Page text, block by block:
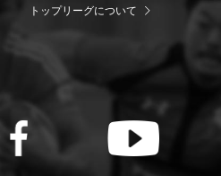
トップリーグについて